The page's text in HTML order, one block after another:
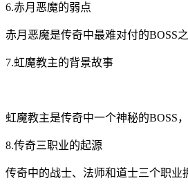
6.赤月恶魔的弱点
赤月恶魔是传奇中最难对付的BOSS
7.虹魔教主的背景故事
虹魔教主是传奇中一个神秘的BOSS
8.传奇三职业的起源
传奇中的战士、法师和道士三个职业